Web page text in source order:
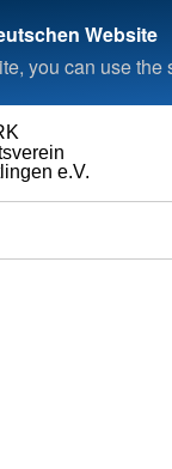
Website
you can use
e.V.